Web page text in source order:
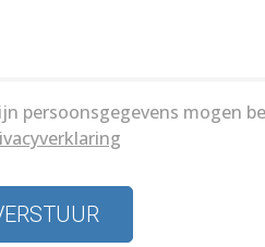
persoonsgegevens mogen